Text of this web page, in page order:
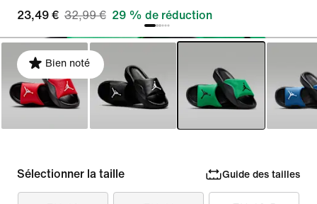
23,49 € 32,99 € 29 % de réduction
Bien noté
Sélectionner la taille Guide des tailles